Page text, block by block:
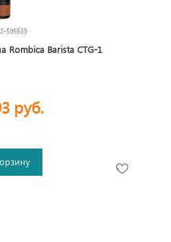
595539
Rombica Barista CTG-1
руб.